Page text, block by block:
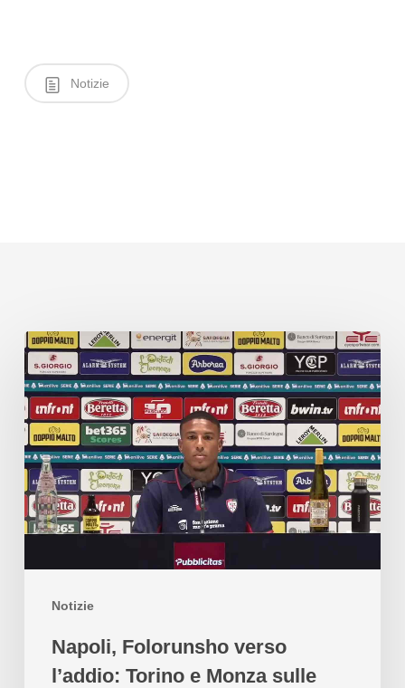
Notizie
Notizie
Napoli, Folorunsho verso
l’addio: Torino e Monza sulle